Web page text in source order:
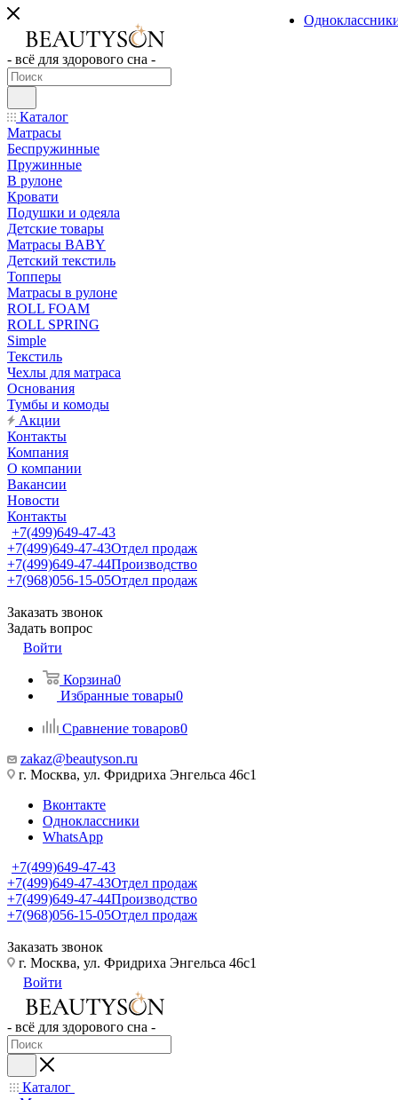
- всё для здорового сна -
Каталог
Матрасы
Беспружинные
Пружинные
В рулоне
Кровати
Подушки и одеяла
Детские товары
Матрасы BABY
Детский текстиль
Топперы
Матрасы в рулоне
ROLL FOAM
ROLL SPRING
Simple
Текстиль
Чехлы для матраса
Основания
Тумбы и комоды
Акции
Контакты
Компания
О компании
Вакансии
Новости
Контакты
+7(499)649-47-43
+7(499)649-47-43Отдел продаж
+7(499)649-47-44Производство
+7(968)056-15-05Отдел продаж
Заказать звонок
Задать вопрос
Войти
Корзина0
Избранные товары0
Сравнение товаров0
zakaz@beautyson.ru
г. Москва, ул. Фридриха Энгельса 46с1
Вконтакте
Одноклассники
WhatsApp
+7(499)649-47-43
+7(499)649-47-43Отдел продаж
+7(499)649-47-44Производство
+7(968)056-15-05Отдел продаж
Заказать звонок
г. Москва, ул. Фридриха Энгельса 46с1
Войти
- всё для здорового сна -
Каталог